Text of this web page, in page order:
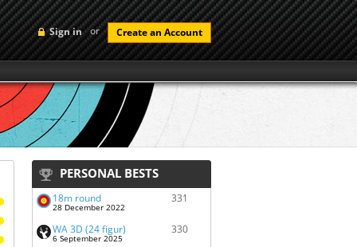
Sign in or Create an Account
PERSONAL BESTS
18m round
28 December 2022
331
WA 3D (24 figur)
6 September 2025
330